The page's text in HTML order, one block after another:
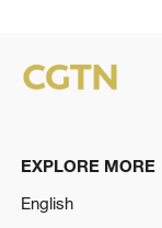
EXPLORE MORE
English